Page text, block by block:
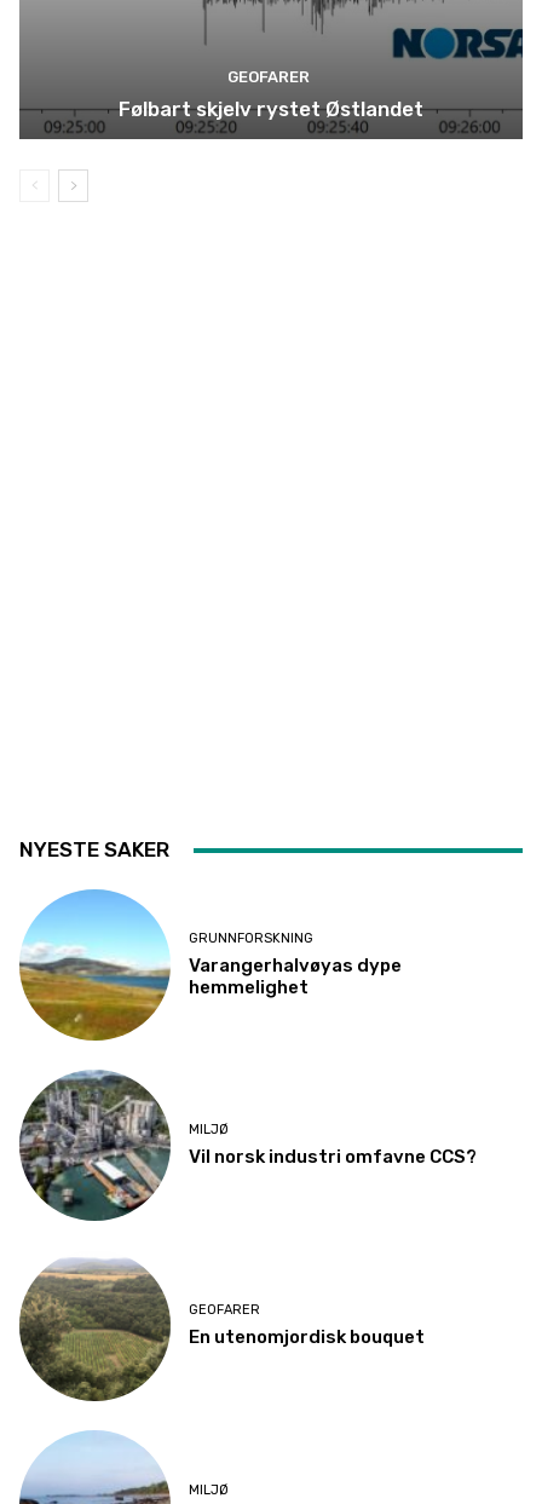
GEOFARER
Følbart skjelv rystet Østlandet
NYESTE SAKER
GRUNNFORSKNING
Varangerhalvøyas dype
hemmelighet
MILJØ
Vil norsk industri omfavne CCS?
GEOFARER
En utenomjordisk bouquet
MILJØ